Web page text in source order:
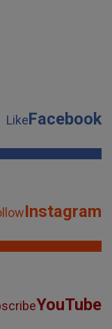
LikeFacebook
Instagram
YouTube